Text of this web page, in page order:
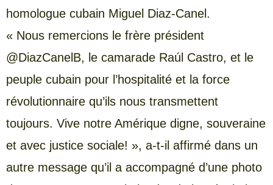
homologue cubain Miguel Diaz-Canel.
« Nous remercions le frère président
@DiazCanelB, le camarade Raúl Castro, et le
peuple cubain pour l’hospitalité et la force
révolutionnaire qu’ils nous transmettent
toujours. Vive notre Amérique digne, souveraine
et avec justice sociale! », a-t-il affirmé dans un
autre message qu’il a accompagné d’une photo